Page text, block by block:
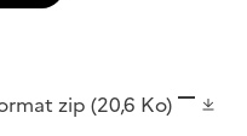
zip (20,6 Ko)